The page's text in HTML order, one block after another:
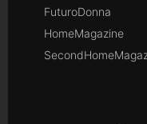
FuturoDonna
HomeMagazine